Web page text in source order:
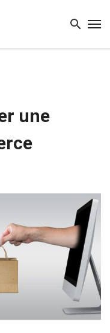
une